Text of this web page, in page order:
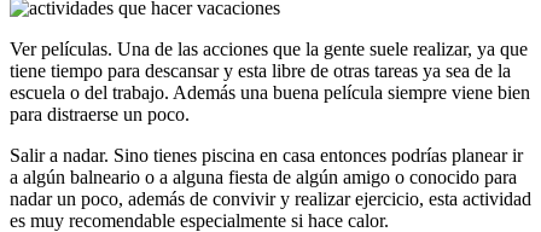
Ver películas. Una de las acciones que la gente suele realizar, ya que
tiene tiempo para descansar y esta libre de otras tareas ya sea de la
escuela o del trabajo. Además una buena película siempre viene bien
para distraerse un poco.
Salir a nadar. Sino tienes piscina en casa entonces podrías planear ir
a algún balneario o a alguna fiesta de algún amigo o conocido para
nadar un poco, además de convivir y realizar ejercicio, esta actividad
es muy recomendable especialmente si hace calor.